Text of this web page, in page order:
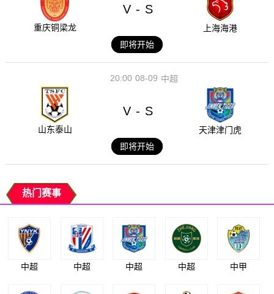
重庆铜梁龙
V - S
上海海港
即将开始
08-09
20:00 中超
山东泰山
V - S
天津津门虎
即将开始
热门赛事
中超 中超 中超 中超 中甲